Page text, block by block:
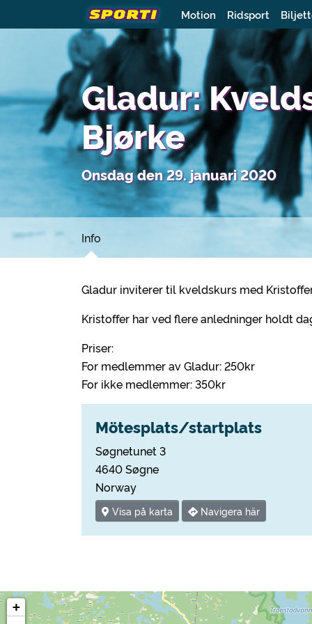
Motion Ridsport
Gladur:
Bjørke
Onsdag den 29. januari 2020
Info
Gladur inviterer til kveldskurs med
Kristoffer har ved flere anledninger holdt
Priser:
For medlemmer av Gladur: 250kr
For ikke medlemmer: 350kr
Mötesplats/startplats
Søgnetunet 3
4640 Søgne
Norway
Visa på karta Navigera här
+